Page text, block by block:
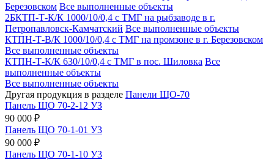
Березовском Все выполненные объекты
2БКТП-Т-К/К 1000/10/0,4 с ТМГ на рыбзаводе в г.
Петропавловск-Камчатский Все выполненные объекты
КТПН-Т-В/К 1000/10/0,4 с ТМГ на промзоне в г. Березовском
Все выполненные объекты
КТПН-Т-К/К 630/10/0,4 с ТМГ в пос. Шиловка Все
выполненные объекты
Все выполненные объекты
Другая продукция в разделе Панели ЩО-70
Панель ЩО 70-2-12 УЗ
90 000 ₽
Панель ЩО 70-1-01 У3
90 000 ₽
Панель ЩО 70-1-10 У3